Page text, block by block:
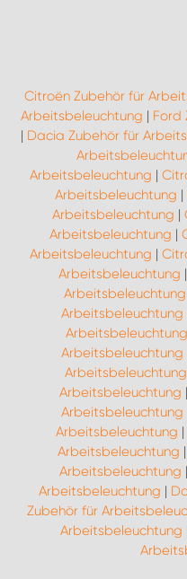
Citroën Zubehör für
Arbeitsbeleuchtung | Ford
| Dacia Zubehör für
Arbeitsbeleuchtung |
Arbeitsbeleuchtung |
Arbeitsbeleuchtung |
Arbeitsbeleuchtung |
Arbeitsbeleuchtung |
Arbeitsbeleuchtung |
Arbeitsbeleuchtung
Arbeitsbeleuchtung
Arbeitsbeleuchtung
Arbeitsbeleuchtung
Arbeitsbeleuchtung
Arbeitsbeleuchtung |
Arbeitsbeleuchtung
Arbeitsbeleuchtung |
Arbeitsbeleuchtung |
Arbeitsbeleuchtung |
Arbeitsbeleuchtung |
Zubehör für
Arbeitsbeleuchtung